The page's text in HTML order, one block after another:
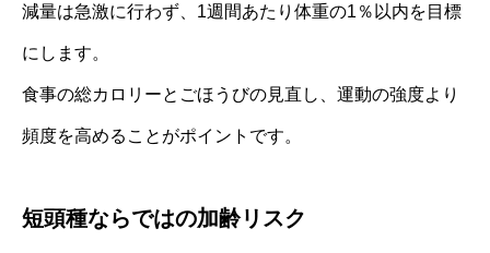
減量は急激に行わず、1週間あたり体重の1％以内を目標
にします。
食事の総カロリーとごほうびの見直し、運動の強度より
頻度を高めることがポイントです。
短頭種ならではの加齢リスク